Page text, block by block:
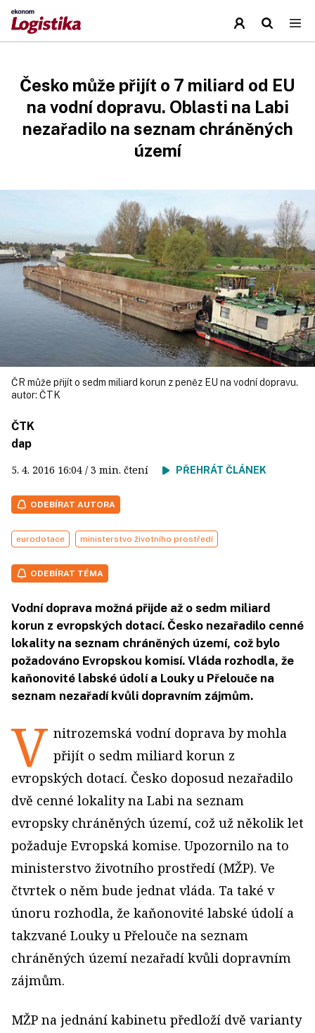
Česko může přijít o 7 miliard od EU
na vodní dopravu. Oblasti na Labi
nezařadilo na seznam chráněných
území
ČR může přijít o sedm miliard korun z peněz EU na vodní dopravu.
autor: ČTK
ČTK
dap
5. 4. 2016 16:04 / 3 min. čtení PŘEHRÁT ČLÁNEK
ODEBÍRAT AUTORA
eurodotace ministerstvo životního prostředí
ODEBÍRAT TÉMA
Vodní doprava možná přijde až o sedm miliard
korun z evropských dotací. Česko nezařadilo cenné
lokality na seznam chráněných území, což bylo
požadováno Evropskou komisí. Vláda rozhodla, že
kaňonovité labské údolí a Louky u Přelouče na
seznam nezařadí kvůli dopravním zájmům.
V nitrozemská vodní doprava by mohla
přijít o sedm miliard korun z
evropských dotací. Česko doposud nezařadilo
dvě cenné lokality na Labi na seznam
evropsky chráněných území, což už několik let
požaduje Evropská komise. Upozornilo na to
ministerstvo životního prostředí (MŽP). Ve
čtvrtek o něm bude jednat vláda. Ta také v
únoru rozhodla, že kaňonovité labské údolí a
takzvané Louky u Přelouče na seznam
chráněných území nezařadí kvůli dopravním
zájmům.
MŽP na jednání kabinetu předloží dvě varianty